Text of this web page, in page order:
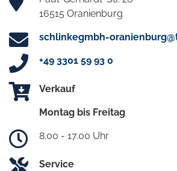
16515 Oranienburg
schlinkegmbh-
+49 3301 59 93 0
Verkauf
Montag bis Freitag
8.00 - 17.00 Uhr
Service